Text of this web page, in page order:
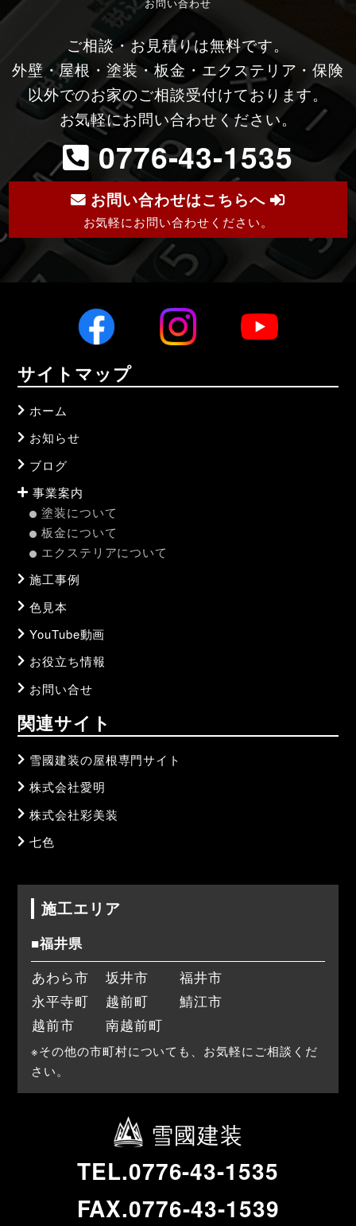
ご相談・お見積りは無料です。
外壁・屋根・塗装・板金・エクステリア・保険
以外でのお家のご相談受付けております。
お気軽にお問い合わせください。
0776-43-1535
お問い合わせはこちらへ
お気軽にお問い合わせください。
サイトマップ
ホーム
お知らせ
ブログ
事業案内
塗装について
板金について
エクステリアについて
施工事例
色見本
YouTube動画
お役立ち情報
お問い合せ
関連サイト
雪國建装の屋根専門サイト
株式会社愛明
株式会社彩美装
七色
施工エリア
■福井県
あわら市
坂井市
福井市
永平寺町
越前町
鯖江市
越前市
南越前町
※その他の市町村についても、お気軽にご相談くだ
さい。
雪國建装
TEL.0776-43-1535
FAX.0776-43-1539